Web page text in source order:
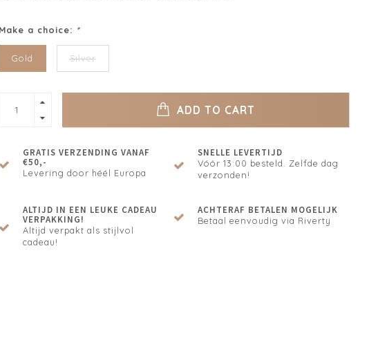
Make a choice: *
Gold Silver
ADD TO CART
GRATIS VERZENDING VANAF
€50,-
Levering door héél Europa
SNELLE LEVERTIJD
Vóór 13:00 besteld. Zelfde dag
verzonden!
ALTIJD IN EEN LEUKE CADEAU
VERPAKKING!
Altijd verpakt als stijlvol
cadeau!
ACHTERAF BETALEN MOGELIJK
Betaal eenvoudig via Riverty